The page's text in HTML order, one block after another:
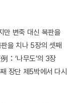
만 변죽 대신 복판을
을 치나 5장의 셋째
：‘나무도’의 3장
장단 제5박에서 다시